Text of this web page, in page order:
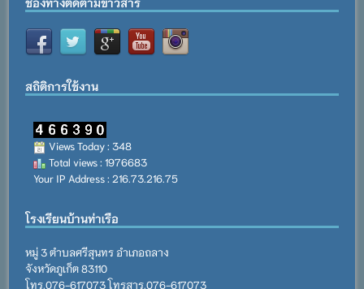
สถิติการใช้งาน
Views Today : 348
Total views : 1976683
Your IP Address : 216.73.216.75
โรงเรียนบ้านท่าเรือ
หมู่ 3 ตำบลศรีสุนทร อำเภอถลาง
จังหวัดภูเก็ต 83110
โทร.076-617073 โทรสาร.076-617073